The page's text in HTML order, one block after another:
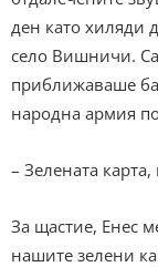
ден като хиляди
село Вишничи.
приближаваше
народна армия
– Зелената карта,
За щастие, Енес
нашите зелени